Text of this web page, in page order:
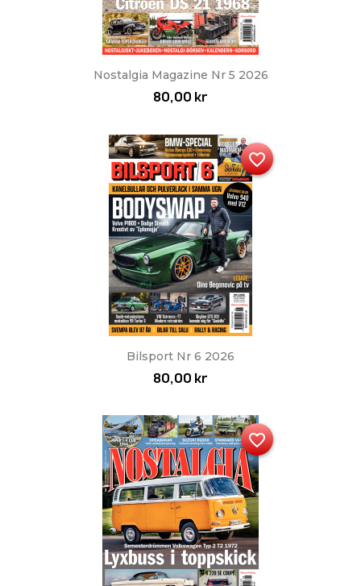
Nostalgia Magazine Nr 5 2026
80,00 kr
Bilsport Nr 6 2026
80,00 kr
favorite_border
favorite_border